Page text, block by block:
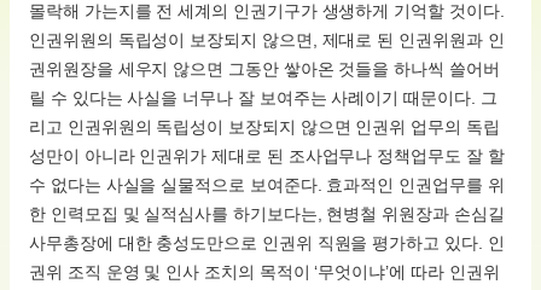
몰락해 가는지를 전 세계의 인권기구가 생생하게 기억할 것이다.
인권위원의 독립성이 보장되지 않으면, 제대로 된 인권위원과 인
권위원장을 세우지 않으면 그동안 쌓아온 것들을 하나씩 쓸어버
릴 수 있다는 사실을 너무나 잘 보여주는 사례이기 때문이다. 그
리고 인권위원의 독립성이 보장되지 않으면 인권위 업무의 독립
성만이 아니라 인권위가 제대로 된 조사업무나 정책업무도 잘 할
수 없다는 사실을 실물적으로 보여준다. 효과적인 인권업무를 위
한 인력모집 및 실적심사를 하기보다는, 현병철 위원장과 손심길
사무총장에 대한 충성도만으로 인권위 직원을 평가하고 있다. 인
권위 조직 운영 및 인사 조치의 목적이 ‘무엇이냐’에 따라 인권위